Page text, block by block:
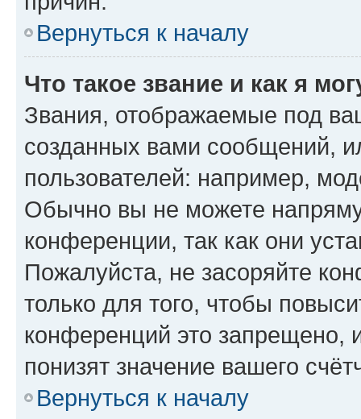
Вернуться к началу
Что такое звание и как я
Звания, отображаемые под
созданных вами сообщений,
пользователей: например,
Обычно вы не можете
конференции, так как они
Пожалуйста, не засоряйте
только для того, чтобы
конференций это запрещено,
понизят значение вашего
Вернуться к началу